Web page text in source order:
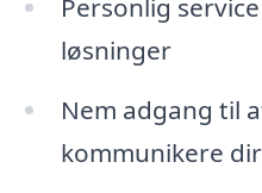
Personlig
løsninger
Nem adgang til
kommunikere